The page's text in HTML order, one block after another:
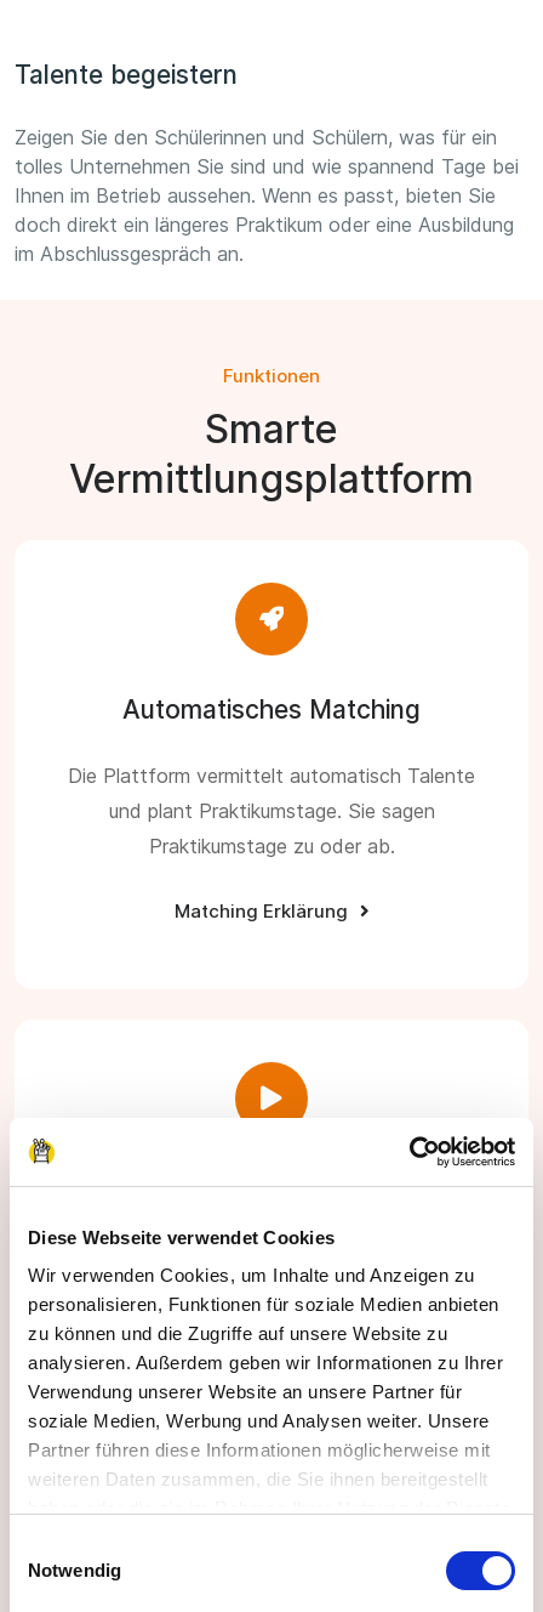
Diese Webseite verwendet Cookies
Wir verwenden Cookies, um Inhalte und Anzeigen zu
personalisieren, Funktionen für soziale Medien anbieten
zu können und die Zugriffe auf unsere Website zu
analysieren. Außerdem geben wir Informationen zu Ihrer
Verwendung unserer Website an unsere Partner für
soziale Medien, Werbung und Analysen weiter. Unsere
Partner führen diese Informationen möglicherweise mit
weiteren Daten zusammen, die Sie ihnen bereitgestellt
Impressum
Notwendig
Talente begeistern
Zeigen Sie den Schülerinnen und Schülern, was für ein
tolles Unternehmen Sie sind und wie spannend Tage bei
Ihnen im Betrieb aussehen. Wenn es passt, bieten Sie
doch direkt ein längeres Praktikum oder eine Ausbildung
im Abschlussgespräch an.
Funktionen
Smarte
Vermittlungsplattform
Automatisches Matching
Die Plattform vermittelt automatisch Talente
und plant Praktikumstage. Sie sagen
Praktikumstage zu oder ab.
Matching Erklärung
Automatisches Feedback und
Zertifikat
Wir stellen automatisch ein Zertifikat für die
Teilnehmenden aus und Sie geben Ihr Feedback
direkt online in unter 1 Minute ab.